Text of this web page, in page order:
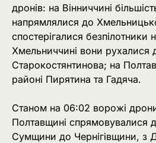
дронів: на Вінниччині
напрямлялися до
спостерігалися безпілотники
Хмельниччині вони рухалися
Старокостянтинова; на
районі Пирятина та Гадяча.
Станом на 06:02 ворожі
Полтавщині спрямовувалися
Сумщини до Чернігівщини, з